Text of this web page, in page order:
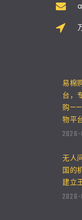
易棉
台，
购——
物平
无人
国的
建立